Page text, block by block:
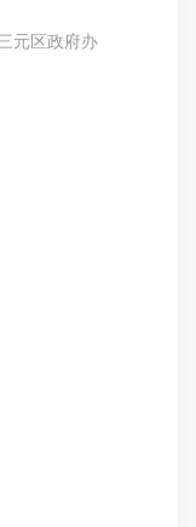
元区政府办